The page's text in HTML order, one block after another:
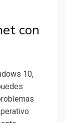
con
10,